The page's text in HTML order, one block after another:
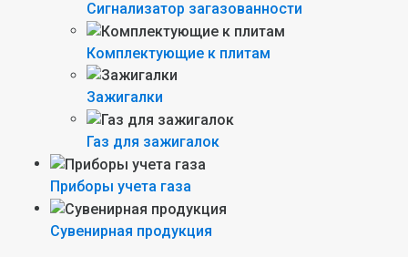
Сигнализатор загазованности
Комплектующие к плитам
Зажигалки
Газ для зажигалок
Приборы учета газа
Сувенирная продукция